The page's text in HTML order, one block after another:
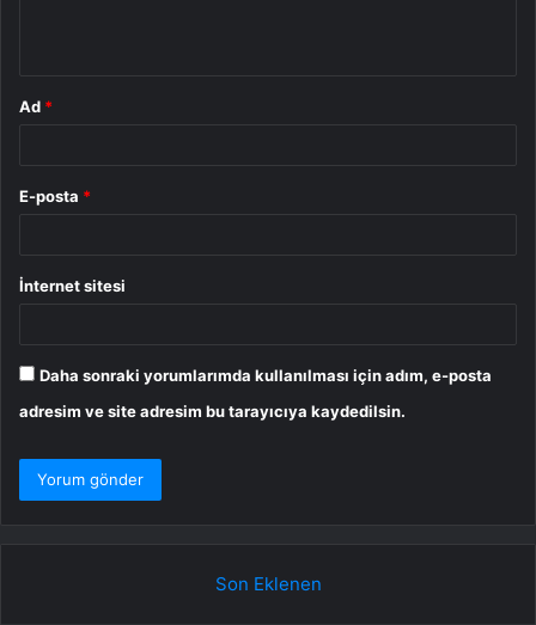
Ad *
E-posta *
İnternet sitesi
Daha sonraki yorumlarımda kullanılması için adım, e-posta
adresim ve site adresim bu tarayıcıya kaydedilsin.
Son Eklenen